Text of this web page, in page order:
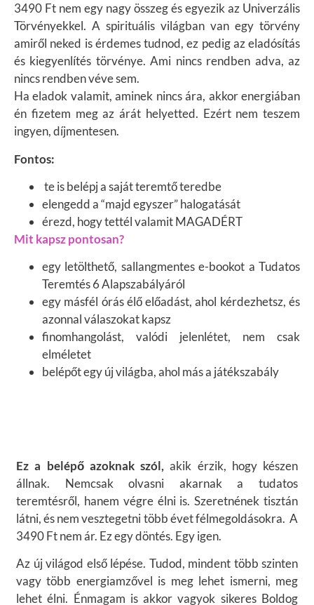
3490 Ft nem egy nagy összeg és egyezik az Univerzális
Törvényekkel. A spirituális világban van egy törvény
amiről neked is érdemes tudnod, ez pedig az eladósítás
és kiegyenlítés törvénye. Ami nincs rendben adva, az
nincs rendben véve sem.
Ha eladok valamit, aminek nincs ára, akkor energiában
én fizetem meg az árát helyetted. Ezért nem teszem
ingyen, díjmentesen.
Fontos:
te is belépj a saját teremtő teredbe
elengedd a “majd egyszer” halogatását
érezd, hogy tettél valamit MAGADÉRT
Mit kapsz pontosan?
egy letölthető, sallangmentes e-bookot a Tudatos
Teremtés 6 Alapszabályáról
egy másfél órás élő előadást, ahol kérdezhetsz, és
azonnal válaszokat kapsz
finomhangolást, valódi jelenlétet, nem csak
elméletet
belépőt egy új világba, ahol más a játékszabály
Ez a belépő azoknak szól, akik érzik, hogy készen
állnak. Nemcsak olvasni akarnak a tudatos
teremtésről, hanem végre élni is. Szeretnének tisztán
látni, és nem vesztegetni több évet félmegoldásokra. A
3490 Ft nem ár. Ez egy döntés. Egy igen.
Az új világod első lépése. Tudod, mindent több szinten
vagy több energiamzővel is meg lehet ismerni, meg
lehet élni. Énmagam is akkor vagyok sikeres Boldog